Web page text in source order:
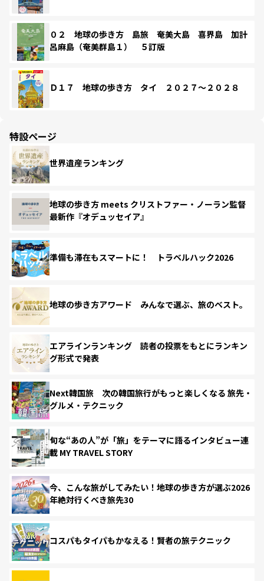
０２ 地球の歩き方 島旅 奄美大島 喜界島 加計
呂麻島（奄美群島１） ５訂版
Ｄ１７ 地球の歩き方 タイ ２０２７～２０２８
特設ページ
世界遺産ランキング
地球の歩き方 meets クリストファー・ノーラン監督
最新作『オデュッセイア』
準備も滞在もスマートに！ トラベルハック2026
地球の歩き方アワード みんなで選ぶ、旅のベスト。
エアラインランキング 読者の投票をもとにランキン
グ形式で発表
Next韓国旅 次の韓国旅行がもっと楽しくなる 旅先・
グルメ・テクニック
旬な“あの人”が「旅」をテーマに語るインタビュー連
載 MY TRAVEL STORY
今、こんな旅がしてみたい！地球の歩き方が選ぶ2026
年絶対行くべき旅先30
コスパもタイパもかなえる！賢者の旅テクニック